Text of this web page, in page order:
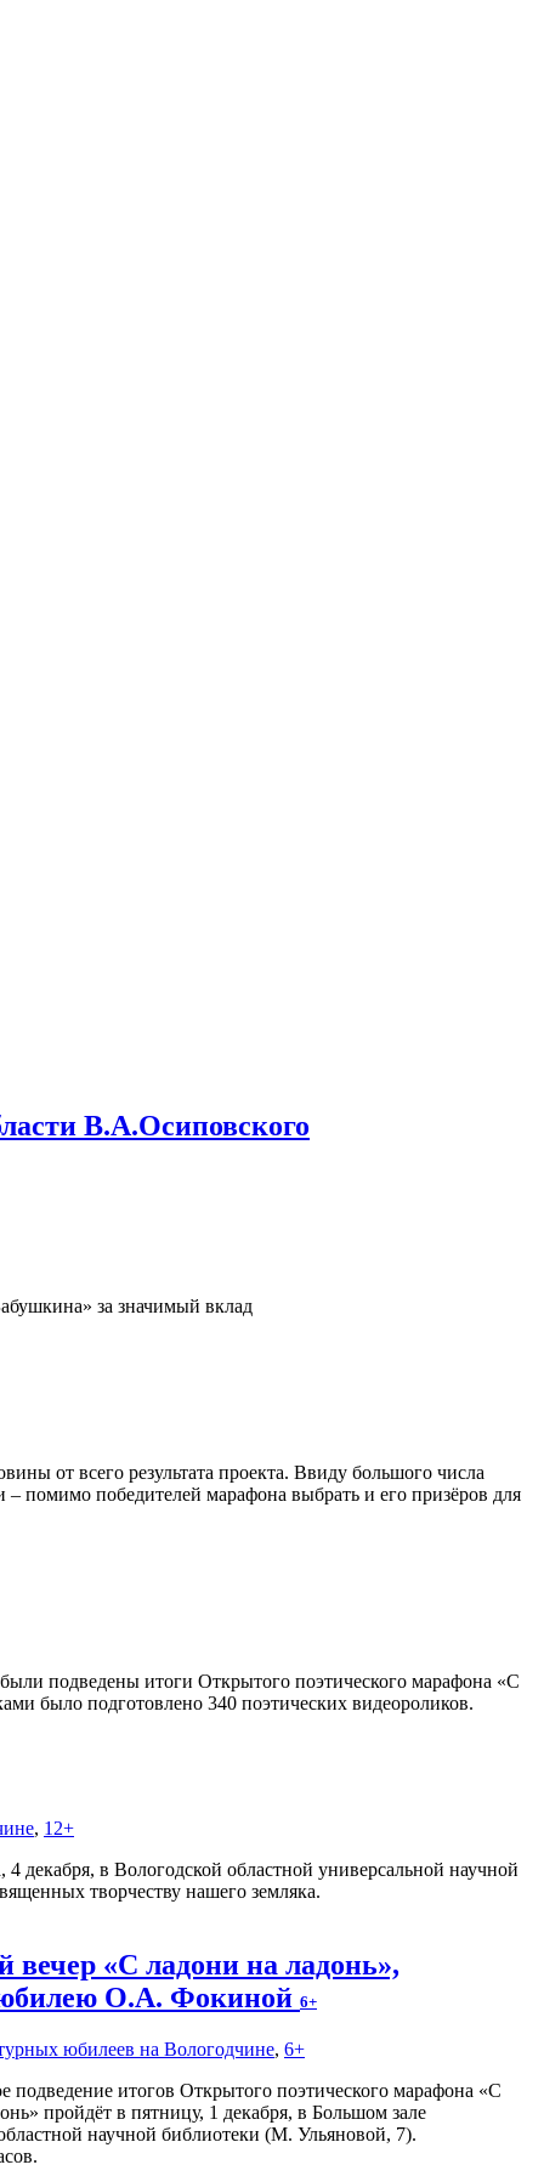
В.А.Осиповского
за значимый вклад
от всего результата проекта. Ввиду большого числа
помимо победителей марафона выбрать и его призёров для
подведены итоги Открытого поэтического марафона «С
было подготовлено 340 поэтических видеороликов.
, 12+
декабря, в Вологодской областной универсальной научной
творчеству нашего земляка.
«С ладони на ладонь»,
О.А. Фокиной 6+
юбилеев на Вологодчине, 6+
подведение итогов Открытого поэтического марафона «С
пройдёт в пятницу, 1 декабря, в Большом зале
научной библиотеки (М. Ульяновой, 7).